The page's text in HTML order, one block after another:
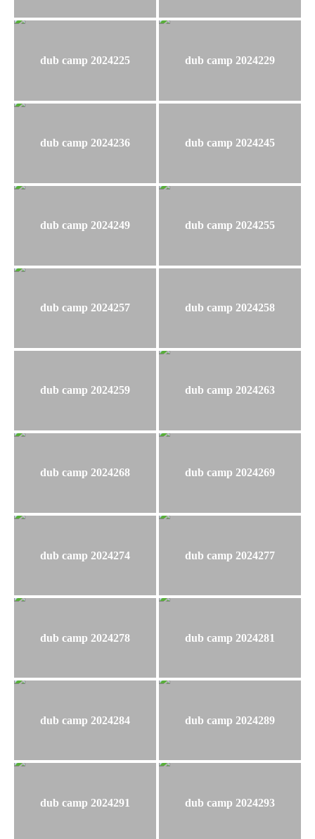
dub camp 2024225 dub camp 2024229
dub camp 2024236 dub camp 2024245
dub camp 2024249 dub camp 2024255
dub camp 2024257 dub camp 2024258
dub camp 2024259 dub camp 2024263
dub camp 2024268 dub camp 2024269
dub camp 2024274 dub camp 2024277
dub camp 2024278 dub camp 2024281
dub camp 2024284 dub camp 2024289
dub camp 2024291 dub camp 2024293